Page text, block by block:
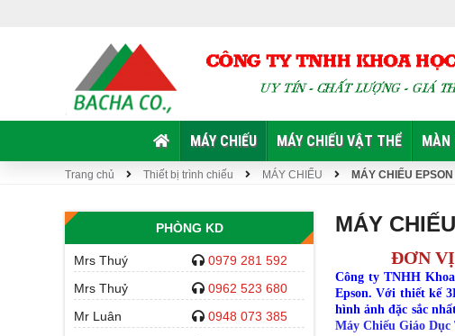
MÁY CHIẾU MÁY CHIẾU VẬT THỂ MÀN
Trang chủ Thiết bị trình chiếu MÁY CHIẾU MÁY CHIẾU EPSON
PHÒNG KD
Mrs Thuý
0979 281 592
Mrs Thuỷ
0962 523 680
Mr Luân
0948 073 385
MÁY
ĐƠN
Công ty TNHH
Epson. Với thiết kế
hình ảnh đặc sắc
Máy Chiếu Giáo Dục